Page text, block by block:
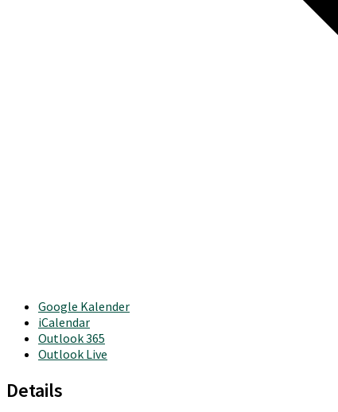
Google Kalender
iCalendar
Outlook 365
Outlook Live
Details